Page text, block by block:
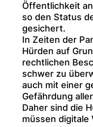
Öffentlichkeit
so den Status
gesichert.
In Zeiten der
Hürden auf
rechtlichen
schwer zu
auch mit einer
Gefährdung
Daher sind die
müssen digitale